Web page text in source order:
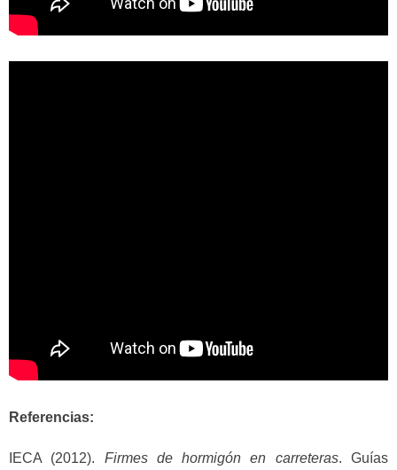
Referencias:
IECA (2012). Firmes de hormigón en carreteras. Guías